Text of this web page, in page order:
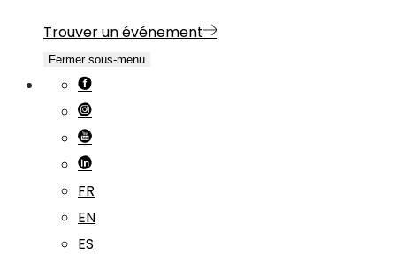
Trouver un événement
Fermer sous-menu
FR
EN
ES